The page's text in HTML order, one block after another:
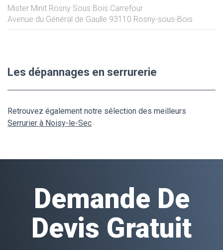
Mister Minit Rosny Sous Bois Carrefour
Avenue du Général de Gaulle 93110 Rosny-sous-Bois
Les dépannages en serrurerie
Retrouvez également notre sélection des meilleurs
Serrurier à Noisy-le-Sec
Demande De
Devis Gratuit